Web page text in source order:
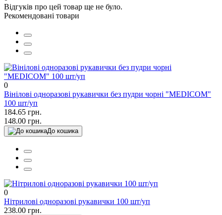
Відгуків про цей товар ще не було.
Рекомендовані товари
0
Вінілові одноразові рукавички без пудри чорні "MEDICOM"
100 шт/уп
184.65 грн.
148.00 грн.
До кошика
0
Нітрилові одноразові рукавички 100 шт/уп
238.00 грн.